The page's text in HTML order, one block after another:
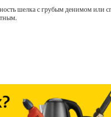
шелка с грубым денимом